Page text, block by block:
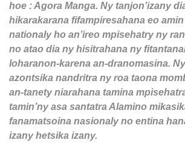
hoe : Agora Manga. Ny tanjon’izany
hikarakarana fifampiresahana eo
nationaly ho an’ireo mpisehatry ny
no atao dia ny hisitrahana ny
loharanon-karena an-dranomasina.
azontsika nandritra ny roa taona
an-tanety niarahana tamina
tamin’ny asa santatra Alamino
fanamatsoina nasionaly no entina
izany hetsika izany.